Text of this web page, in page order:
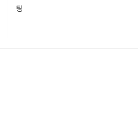
팅